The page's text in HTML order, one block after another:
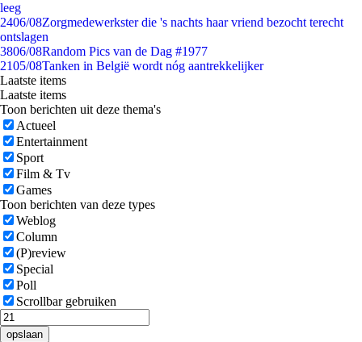
leeg
2406/08Zorgmedewerkster die 's nachts haar vriend bezocht terecht
ontslagen
3806/08Random Pics van de Dag #1977
2105/08Tanken in België wordt nóg aantrekkelijker
Laatste items
Laatste items
Toon berichten uit deze thema's
Actueel
Entertainment
Sport
Film & Tv
Games
Toon berichten van deze types
Weblog
Column
(P)review
Special
Poll
Scrollbar gebruiken
opslaan